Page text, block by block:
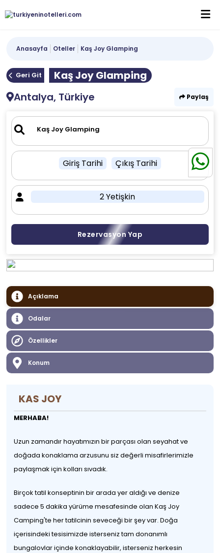
Anasayfa Oteller Kaş Joy Glamping
Geri Git
Kaş Joy Glamping
Antalya, Türkiye
Paylaş
Giriş Tarihi Çıkış Tarihi
2 Yetişkin
Rezervasyon Yap
Açıklama
Odalar
Özellikler
Konum
KAS JOY
MERHABA!
Uzun zamandır hayatımızın bir parçası olan seyahat ve
doğada konaklama arzusunu siz değerli misafirlerimizle
paylaşmak için kolları sıvadık.
Birçok tatil konseptinin bir arada yer aldığı ve denize
sadece 5 dakika yürüme mesafesinde olan Kaş Joy
Camping'te her tatilcinin seveceği bir şey var. Doğa
içerisindeki tesisimizde isterseniz tam donanımlı
bungalovlar içinde konaklayabilir, isterseniz herkesin